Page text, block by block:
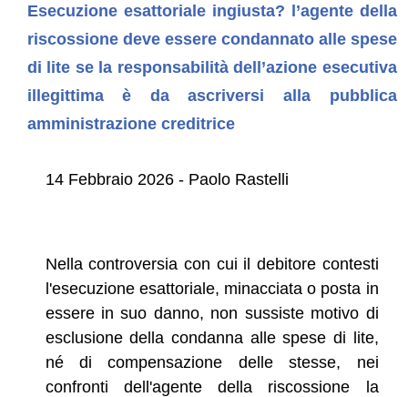
Esecuzione esattoriale ingiusta? l’agente della
riscossione deve essere condannato alle spese
di lite se la responsabilità dell’azione esecutiva
illegittima è da ascriversi alla pubblica
amministrazione creditrice
14 Febbraio 2026 - Paolo Rastelli
Nella controversia con cui il debitore contesti
l'esecuzione esattoriale, minacciata o posta in
essere in suo danno, non sussiste motivo di
esclusione della condanna alle spese di lite,
né di compensazione delle stesse, nei
confronti dell'agente della riscossione la